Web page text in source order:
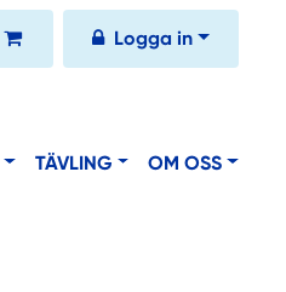
Logga in
TÄVLING OM OSS